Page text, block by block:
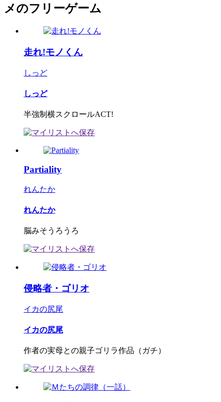
メのフリーゲーム
走れ!モノくん
しっど
しっど
半強制横スクロールACT!
Partiality
れんたか
れんたか
脳みそうろうろ
侵略者・ゴリオ
イカの尻尾
イカの尻尾
作者の実母との親子ゴリラ作品（ガチ）